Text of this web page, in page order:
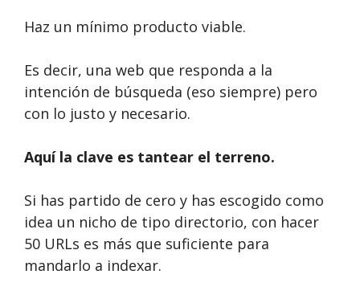
Haz un mínimo producto viable.
Es decir, una web que responda a la
intención de búsqueda (eso siempre) pero
con lo justo y necesario.
Aquí la clave es tantear el terreno.
Si has partido de cero y has escogido como
idea un nicho de tipo directorio, con hacer
50 URLs es más que suficiente para
mandarlo a indexar.